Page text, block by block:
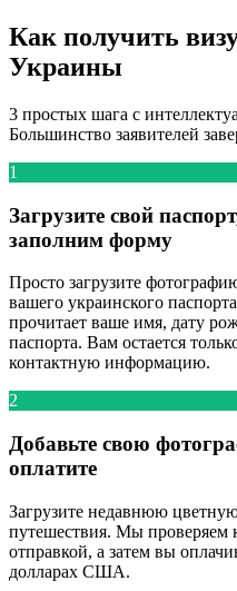
Как получить
Украины
3 простых шага с
Большинство заявителей
1
Загрузите свой
заполним форму
Просто загрузите
вашего украинского
прочитает ваше имя, дату
паспорта. Вам остается
контактную информацию.
2
Добавьте свою
оплатите
Загрузите недавнюю
путешествия. Мы проверяем
отправкой, а затем вы
долларах США.